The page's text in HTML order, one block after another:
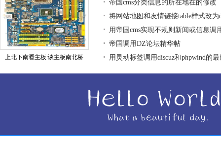
上北下南看主板:谈主板南北桥
帝国cms分类信息的所在地在的修改
将网站地图和友情链接table样式改为
用帝国cms实现不规则新闻或信息调
帝国调用DZ论坛精华帖
用灵动标签调用discuz和phpwind的